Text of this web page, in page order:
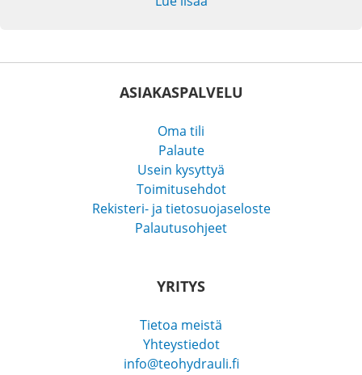
ASIAKASPALVELU
Oma tili
Palaute
Usein kysyttyä
Toimitusehdot
Rekisteri- ja tietosuojaseloste
Palautusohjeet
YRITYS
Tietoa meistä
Yhteystiedot
info@teohydrauli.fi